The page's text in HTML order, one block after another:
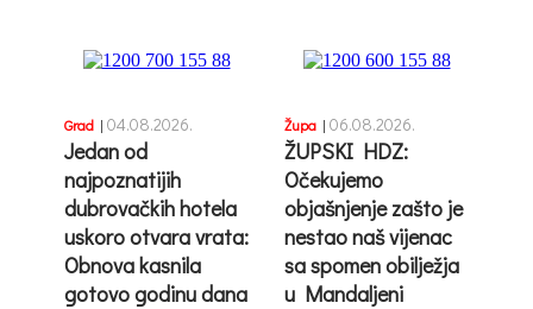
Grad | 04.08.2026.
Jedan od
najpoznatijih
dubrovačkih hotela
uskoro otvara vrata:
Obnova kasnila
gotovo godinu dana
Župa | 06.08.2026.
ŽUPSKI HDZ:
Očekujemo
objašnjenje zašto je
nestao naš vijenac
sa spomen obilježja
u Mandaljeni